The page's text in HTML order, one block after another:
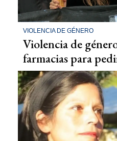
VIOLENCIA DE GÉNERO
Violencia de
farmacias para